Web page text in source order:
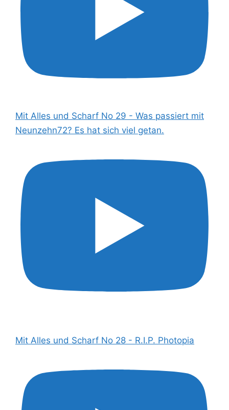
Mit Alles und Scharf No 29 - Was passiert mit
Neunzehn72? Es hat sich viel getan.
Mit Alles und Scharf No 28 - R.I.P. Photopia